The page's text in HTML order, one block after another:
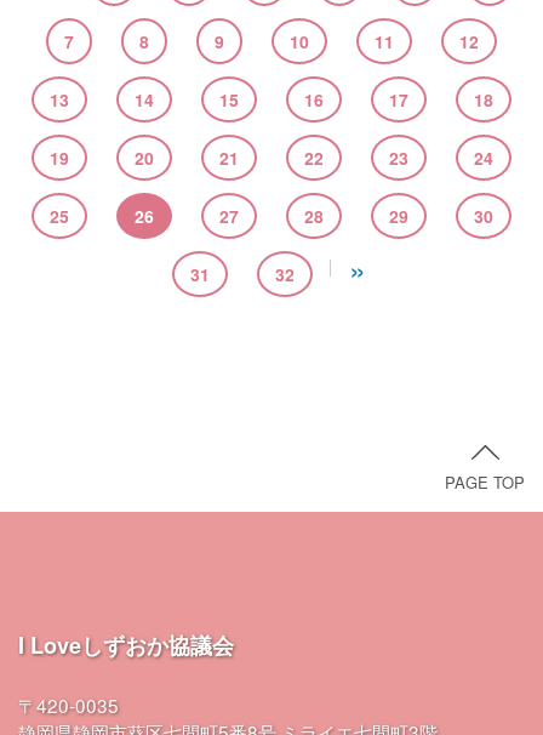
7 8 9 10 11 12
13 14 15 16 17 18
19 20 21 22 23 24
25 26 27 28 29 30
31 32 »
PAGE TOP
I Loveしずおか協議会
〒420-0035